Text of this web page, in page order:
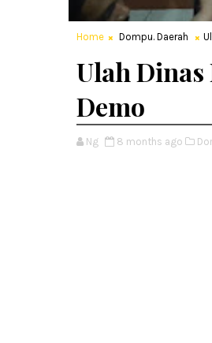
Home Dompu. Daerah
Ulah Dinas
Demo
Ng 8 months ago